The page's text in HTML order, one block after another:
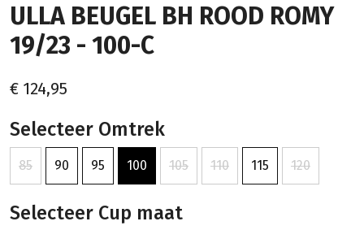
ULLA BEUGEL BH ROOD ROMY
19/23 - 100-C
€ 124,95
Selecteer Omtrek
85 90 95 100 105 110 115 120
Selecteer Cup maat